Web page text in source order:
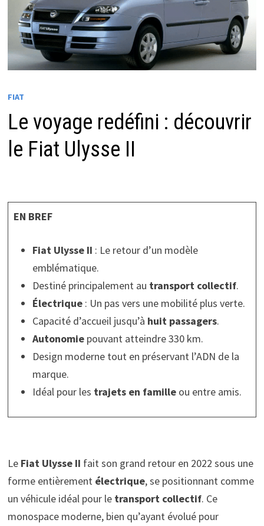
FIAT
Le voyage redéfini : découvrir
le Fiat Ulysse II
EN BREF
Fiat Ulysse II : Le retour d’un modèle
emblématique.
Destiné principalement au transport collectif.
Électrique: Un pas vers une mobilité plus verte.
Capacité d’accueil jusqu’à huit passagers.
Autonomiepouvant atteindre 330 km.
Design moderne tout en préservant l’ADN de la
marque.
Idéal pour les trajets en familleou entre amis.
Le Fiat Ulysse II fait son grand retour en 2022 sous une
forme entièrement électrique, se positionnant comme
un véhicule idéal pour le transport collectif. Ce
monospace moderne, bien qu’ayant évolué pour